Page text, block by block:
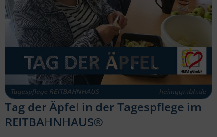
Tag der Äpfel in der Tagespflege im
REITBAHNHAUS®